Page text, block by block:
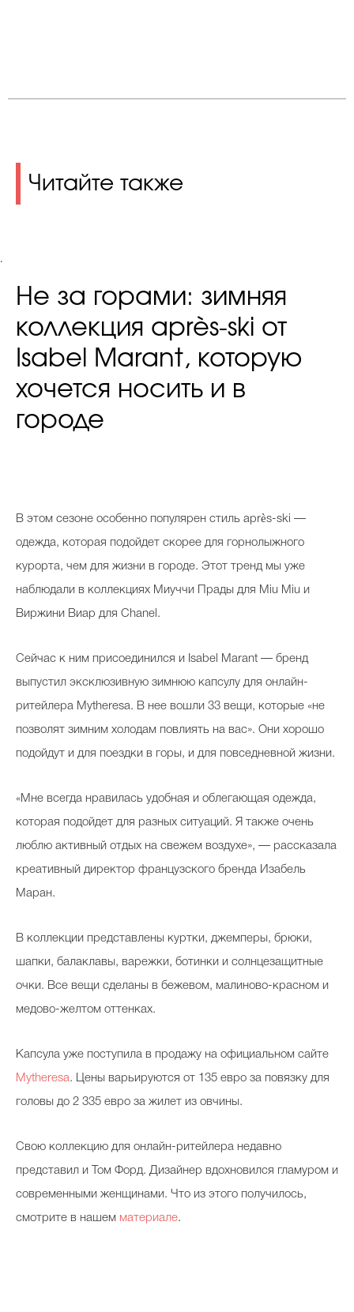
Читайте также
.
Не за горами: зимняя
коллекция après-ski от
Isabel Marant, которую
хочется носить и в
городе
В этом сезоне особенно популярен стиль après-ski —
одежда, которая подойдет скорее для горнолыжного
курорта, чем для жизни в городе. Этот тренд мы уже
наблюдали в коллекциях Миуччи Прады для Miu Miu и
Виржини Виар для Chanel.
Сейчас к ним присоединился и Isabel Marant — бренд
выпустил эксклюзивную зимнюю капсулу для онлайн-
ритейлера Mytheresa. В нее вошли 33 вещи, которые «не
позволят зимним холодам повлиять на вас». Они хорошо
подойдут и для поездки в горы, и для повседневной жизни.
«Мне всегда нравилась удобная и облегающая одежда,
которая подойдет для разных ситуаций. Я также очень
люблю активный отдых на свежем воздухе», — рассказала
креативный директор французского бренда Изабель
Маран.
В коллекции представлены куртки, джемперы, брюки,
шапки, балаклавы, варежки, ботинки и солнцезащитные
очки. Все вещи сделаны в бежевом, малиново-красном и
медово-желтом оттенках.
Капсула уже поступила в продажу на официальном сайте
Mytheresa. Цены варьируются от 135 евро за повязку для
головы до 2 335 евро за жилет из овчины.
Свою коллекцию для онлайн-ритейлера недавно
представил и Том Форд. Дизайнер вдохновился гламуром и
современными женщинами. Что из этого получилось,
смотрите в нашем материале.